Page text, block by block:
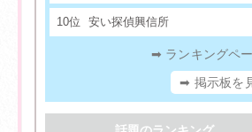
10位 安い探偵興信所
➡ ランキングペ
➡ 掲示板を